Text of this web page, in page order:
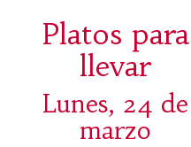
Platos para
llevar
Lunes, 24 de
marzo